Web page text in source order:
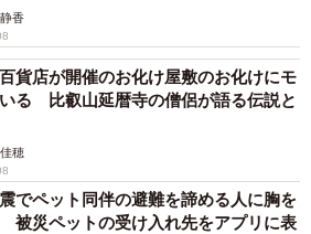
香
貨店が開催のお化け屋敷のお化けにモ
る 比叡山延暦寺の僧侶が語る伝説と
穂
でペット同伴の避難を諦める人に胸を
災ペットの受け入れ先をアプリに表